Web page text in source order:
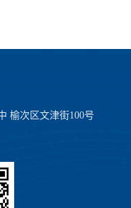
榆次区文津街100号